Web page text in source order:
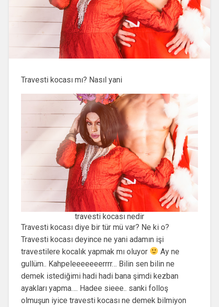
Travesti kocası mı? Nasıl yani
travesti kocası nedir
Travesti kocası diye bir tür mü var? Ne ki o?
Travesti kocası deyince ne yani adamın işi
travestilere kocalık yapmak mı oluyor
Ay ne
gullüm.. Kahpeleeeeeeerrrr… Bilin sen bilin ne
demek istediğimi hadi hadi bana şimdi kezban
ayakları yapma…. Hadee sieee.. sanki folloş
olmuşun iyice travesti kocası ne demek bilmiyon